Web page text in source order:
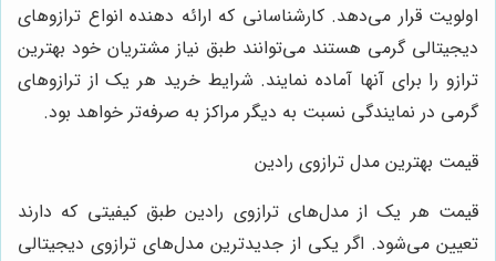
اولویت قرار می‌دهد. کارشناسانی که ارائه دهنده انواع ترازوهای
دیجیتالی گرمی هستند می‌توانند طبق نیاز مشتریان خود بهترین
ترازو را برای آنها آماده نمایند. شرایط خرید هر یک از ترازوهای
گرمی در نمایندگی نسبت به دیگر مراکز به صرفه‌تر خواهد بود.
قیمت بهترین مدل ترازوی رادین
قیمت هر یک از مدل‌های ترازوی رادین طبق کیفیتی که دارند
تعیین می‌شود. اگر یکی از جدیدترین مدل‌های ترازوی دیجیتالی